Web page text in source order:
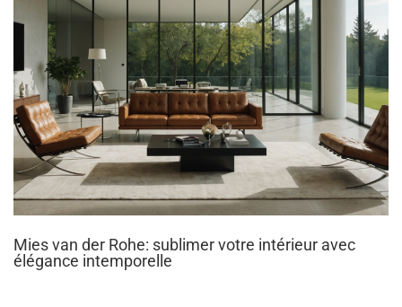
Mies van der Rohe: sublimer votre intérieur avec
élégance intemporelle